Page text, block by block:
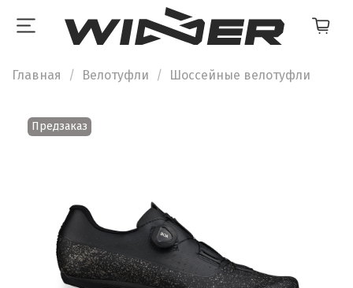
Главная Велотуфли Шоссейные велотуфли
Предзаказ